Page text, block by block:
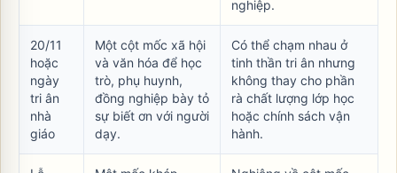
nghiệp.
20/11
hoặc
ngày
tri ân
nhà
giáo
Một cột mốc xã hội
và văn hóa để học
trò, phụ huynh,
đồng nghiệp bày tỏ
sự biết ơn với người
dạy.
Có thể chạm nhau ở
tinh thần tri ân nhưng
không thay cho phần
rà chất lượng lớp học
hoặc chính sách vận
hành.